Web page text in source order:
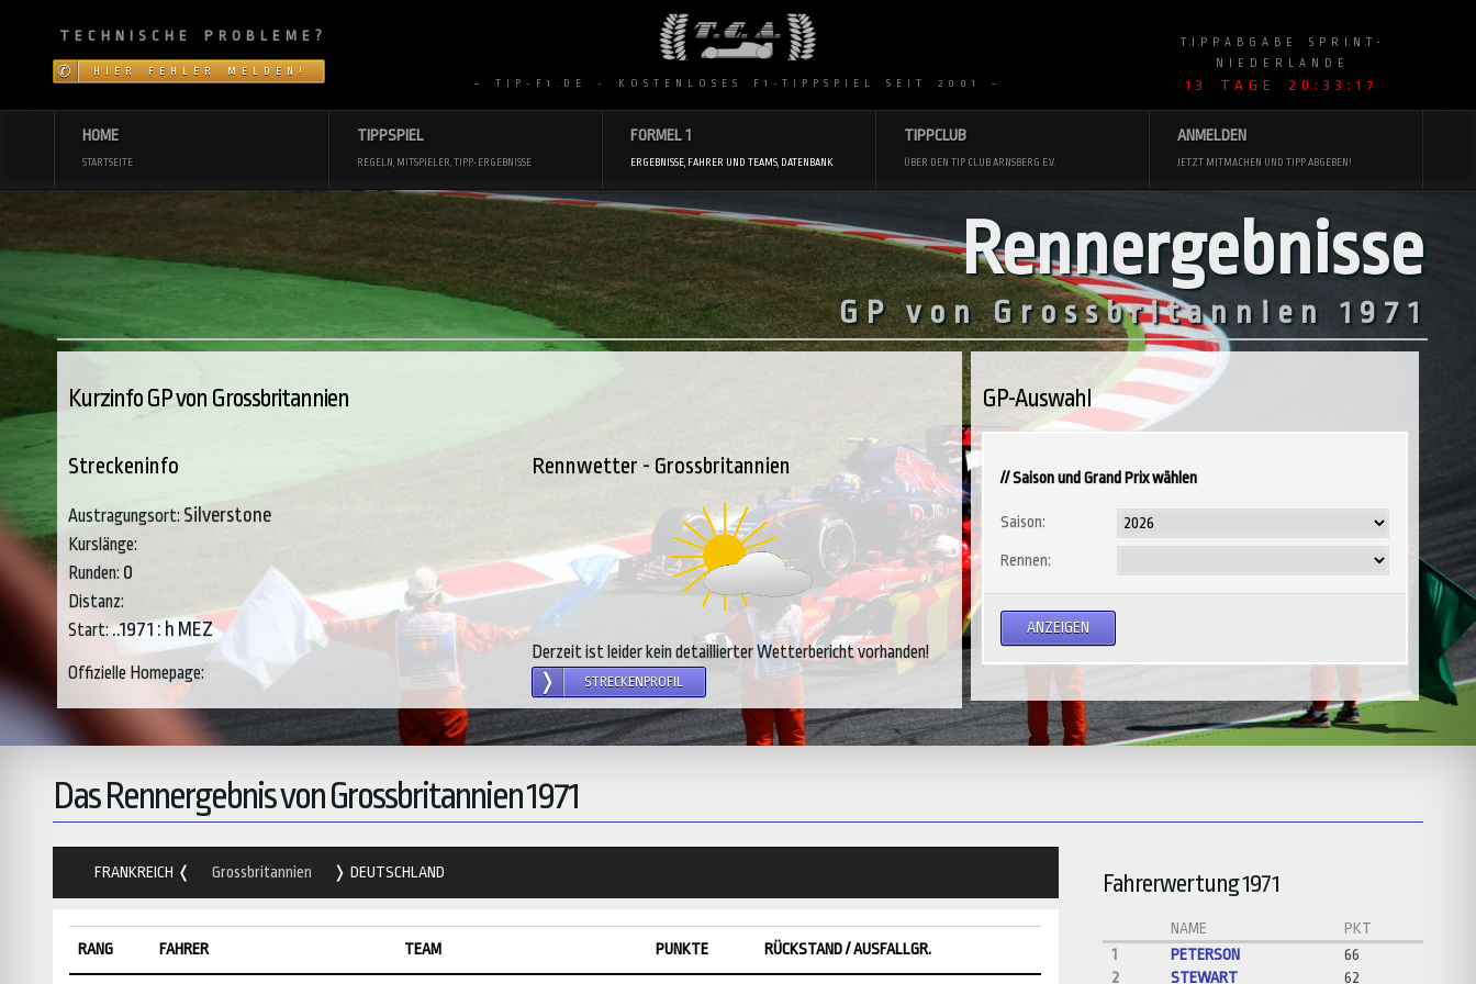
TECHNISCHE PROBLEME?
HIER FEHLER MELDEN!
~ TIP-F1.DE - KOSTENLOSES F1-TIPPSPIEL SEIT 2001 ~
TIPPABGABE SPRINT-
NIEDERLANDE
13 TAGE 20:33:15
HOME
STARTSEITE
TIPPSPIEL
REGELN, MITSPIELER, TIPP-ERGEBNISSE
FORMEL 1
ERGEBNISSE, FAHRER UND TEAMS, DATENBANK
TIPPCLUB
ÜBER DEN TIP CLUB ARNSBERG E.V.
ANMELDEN
JETZT MITMACHEN UND TIPP ABGEBEN!
Rennergebnisse
GP von Grossbritannien 1971
Kurzinfo GP von Grossbritannien
Streckeninfo
Austragungsort: Silverstone
Kurslänge:
Runden: 0
Distanz:
Start:..1971 : h MEZ
Offizielle Homepage:
Rennwetter - Grossbritannien
Derzeit ist leider kein detaillierter Wetterbericht vorhanden!
STRECKENPROFIL
GP-Auswahl
// Saison und Grand Prix wählen
Saison:
Rennen:
Das Rennergebnis von Grossbritannien 1971
FRANKREICH Grossbritannien DEUTSCHLAND
RANG FAHRER TEAM PUNKTE RÜCKSTAND / AUSFALLGR.
Fahrerwertung 1971
NAME
PKT
1
PETERSON
66
2
STEWART
62